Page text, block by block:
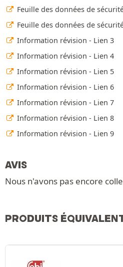
Feuille des données de
Feuille des données de
Information révision - Lien 3
Information révision - Lien 4
Information révision - Lien 5
Information révision - Lien 6
Information révision - Lien 7
Information révision - Lien 8
Information révision - Lien 9
AVIS
Nous n'avons pas encore
PRODUITS